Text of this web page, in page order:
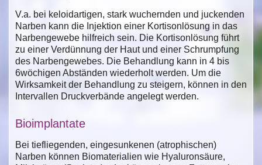
V.a. bei keloidartigen, stark wuchernden und juckenden
Narben kann die Injektion einer Kortisonlösung in das
Narbengewebe hilfreich sein. Die Kortisonlösung führt
zu einer Verdünnung der Haut und einer Schrumpfung
des Narbengewebes. Die Behandlung kann in 4 bis
6wöchigen Abständen wiederholt werden. Um die
Wirksamkeit der Behandlung zu steigern, können in den
Intervallen Druckverbände angelegt werden.
Bioimplantate
Bei tiefliegenden, eingesunkenen (atrophischen)
Narben können Biomaterialien wie Hyaluronsäure,